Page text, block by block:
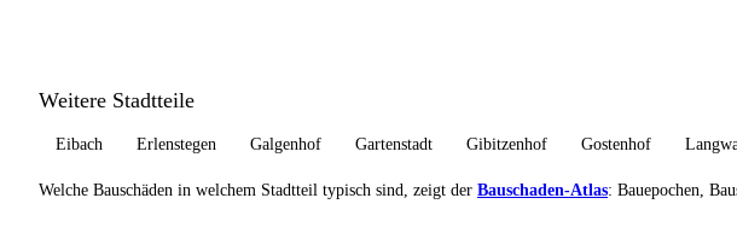
Weitere Stadtteile
Eibach Erlenstegen Galgenhof Gartenstadt Gibitzenhof Gostenhof
Welche Bauschäden in welchem Stadtteil typisch sind, zeigt der Bauschaden-Atlas: Bauepochen,